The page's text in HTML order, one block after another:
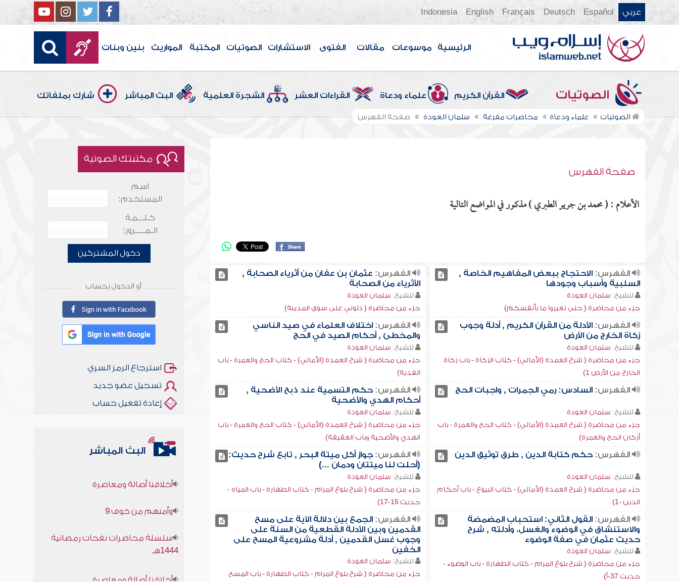
عربي Español
Deutsch
Français
English
Indonesia
الرئيسية موسوعات مقالات الفتوى الاستشارات الصوتيات المكتبة المواريث بنين وبنات
الصوتيات القرآن الكريم علماء ودعاة القراءات العشر الشجرة العلمية البث المباشر شارك بملفاتك
الصوتيات علماء ودعاة محاضرات مفرغة سلمان العودة صفحة الفهرس
صفحة الفهرس
الأعلام : ( محمد بن جرير الطبري ) مذكور في المواضع التالية
الفهرس:الاحتجاج ببعض المفاهيم الخاصة ,
السلبية وأسباب وجودها
للشيخ: سلمان العودة
جزء من محاضرة ( حتى تغيروا ما بأنفسكم)
الفهرس: عثمان بن عفان من أثرياء الصحابة ,
الأثرياء من الصحابة
للشيخ: سلمان العودة
جزء من محاضرة ( دلوني على سوق المدينة)
الفهرس:الأدلة من القرآن الكريم , أدلة وجوب
زكاة الخارج من الأرض
للشيخ: سلمان العودة
جزء من محاضرة ( شرح العمدة (الأمالي) - كتاب الزكاة - باب زكاة
الخارج من الأرض 1)
الفهرس: اختلاف العلماء في صيد الناسي
والمخطئ , أحكام الصيد في الحج
للشيخ: سلمان العودة
جزء من محاضرة ( شرح العمدة (الأمالي) - كتاب الحج والعمرة - باب
الفدية)
الفهرس:السادس: رمي الجمرات , واجبات الحج
للشيخ: سلمان العودة
جزء من محاضرة ( شرح العمدة (الأمالي) - كتاب الحج والعمرة - باب
أركان الحج والعمرة)
الفهرس: حكم التسمية عند ذبح الأضحية ,
أحكام الهدي والأضحية
للشيخ: سلمان العودة
جزء من محاضرة ( شرح العمدة (الأمالي) - كتاب الحج والعمرة - باب
الهدي والأضحية وباب العقيقة)
الفهرس:حكم كتابة الدين , طرق توثيق الدين
للشيخ: سلمان العودة
جزء من محاضرة ( شرح العمدة (الأمالي) - كتاب البيوع - باب أحكام
الدين -1)
الفهرس: جواز أكل ميتة البحر , تابع شرح حديث:
(أحلت لنا ميتتان ودمان ...)
للشيخ: سلمان العودة
جزء من محاضرة ( شرح بلوغ المرام - كتاب الطهارة - باب المياه -
حديث 15-17)
الفهرس:القول الثاني: استحباب المضمضة
والاستنشاق في الوضوء والغسل، وأدلته , شرح
حديث عثمان في صفة الوضوء
للشيخ: سلمان العودة
جزء من محاضرة ( شرح بلوغ المرام - كتاب الطهارة - باب الوضوء -
حديث 37-أ)
الفهرس: الجمع بين دلالة الآية على مسح
القدمين وبين الأدلة القطعية من السنة على
وجوب غسل القدمين , أدلة مشروعية المسح على
الخفين
للشيخ: سلمان العودة
جزء من محاضرة ( شرح بلوغ المرام - كتاب الطهارة - باب المسح
مكتبتك الصوتية
اسم
المستخدم:
كـلـــمـة
الـمـــــرور:
دخول المشتركين
أو الدخول بحساب
استرجاع الرمز السري
تسجيل عضو جديد
إعادة تفعيل حساب
البث المباشر
1444هـ